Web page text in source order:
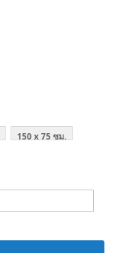
150 x 75 ซม.